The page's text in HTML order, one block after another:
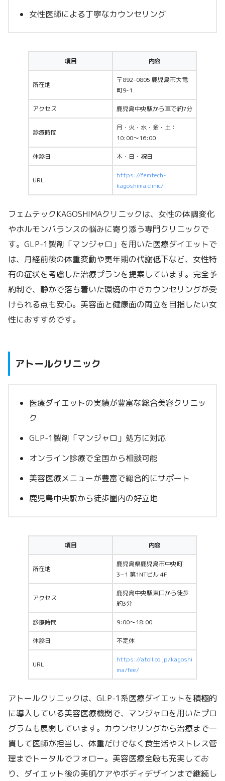
女性医師による丁寧なカウンセリング
項目 内容
所在地
〒892-0805 鹿児島市大竜
町9-1
アクセス 鹿児島中央駅から車で約7分
診療時間
月・火・水・金・土：
10:00～16:00
休診日 木・日・祝日
URL
https://femtech-
kagoshima.clinic/
フェムテックKAGOSHIMAクリニックは、女性の体調変化
やホルモンバランスの悩みに寄り添う専門クリニックで
す。GLP-1製剤「マンジャロ」を用いた医療ダイエットで
は、月経前後の体重変動や更年期の代謝低下など、女性特
有の症状を考慮した治療プランを提案しています。完全予
約制で、静かで落ち着いた環境の中でカウンセリングが受
けられる点も安心。美容面と健康面の両立を目指したい女
性におすすめです。
アトールクリニック
医療ダイエットの実績が豊富な総合美容クリニッ
ク
GLP-1製剤「マンジャロ」処方に対応
オンライン診療で全国から相談可能
美容医療メニューが豊富で総合的にサポート
鹿児島中央駅から徒歩圏内の好立地
項目 内容
所在地
鹿児島県鹿児島市中央町
3−1 第1NTビル 4F
アクセス
鹿児島中央駅東口から徒歩
約3分
診療時間 9:00〜18:00
休診日 不定休
URL
https://atoll.co.jp/kagoshi
ma/fee/
アトールクリニックは、GLP-1系医療ダイエットを積極的
に導入している美容医療機関で、マンジャロを用いたプロ
グラムも展開しています。カウンセリングから治療まで一
貫して医師が担当し、体重だけでなく食生活やストレス管
理までトータルでフォロー。美容医療全般も充実してお
り、ダイエット後の美肌ケアやボディデザインまで継続し